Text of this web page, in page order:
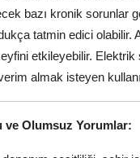
bazı kronik sorunlar
tatmin edici
etkileyebilir.
almak isteyen
ve Olumsuz Yorumlar: